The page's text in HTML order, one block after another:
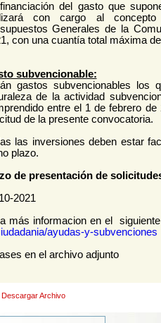
del gasto que
con cargo al concepto
Generales de la
con una cuantía total máxima
subvencionable:
gastos subvencionables los
de la actividad
entre el 1 de febrero
de la presente convocatoria.
las inversiones deben estar
plazo.
de presentación de solicitude
2021
más informacion en el
ayudas-y-subvenciones
en el archivo adjunto
Descargar Archivo